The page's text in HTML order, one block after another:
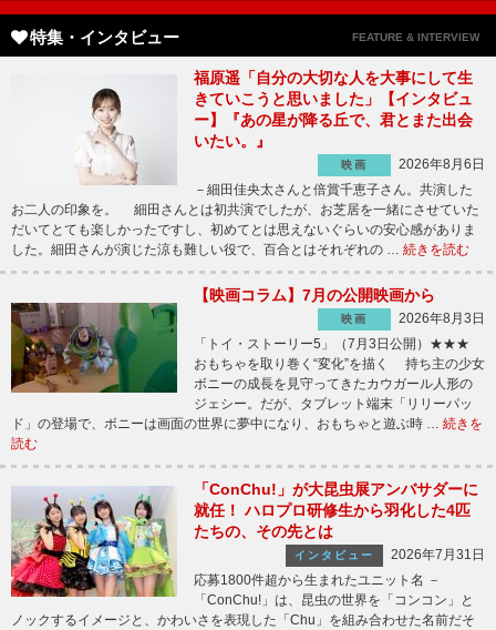
特集・インタビュー FEATURE & INTERVIEW
福原遥「自分の大切な人を大事にして生
きていこうと思いました」【インタビュ
ー】『あの星が降る丘で、君とまた出会
いたい。』
映画
2026年8月6日
－細田佳央太さんと倍賞千恵子さん。共演した
お二人の印象を。 細田さんとは初共演でしたが、お芝居を一緒にさせていた
だいてとても楽しかったですし、初めてとは思えないぐらいの安心感がありま
した。細田さんが演じた涼も難しい役で、百合とはそれぞれの … 続きを読む
【映画コラム】7月の公開映画から
映画
2026年8月3日
「トイ・ストーリー5」（7月3日公開）★★★
おもちゃを取り巻く“変化”を描く 持ち主の少女
ボニーの成長を見守ってきたカウガール人形の
ジェシー。だが、タブレット端末「リリーパッ
ド」の登場で、ボニーは画面の世界に夢中になり、おもちゃと遊ぶ時 … 続きを
読む
「ConChu!」が大昆虫展アンバサダーに
就任！ ハロプロ研修生から羽化した4匹
たちの、その先とは
インタビュー
2026年7月31日
応募1800件超から生まれたユニット名 －
「ConChu!」は、昆虫の世界を「コンコン」と
ノックするイメージと、かわいさを表現した「Chu」を組み合わせた名前だそ